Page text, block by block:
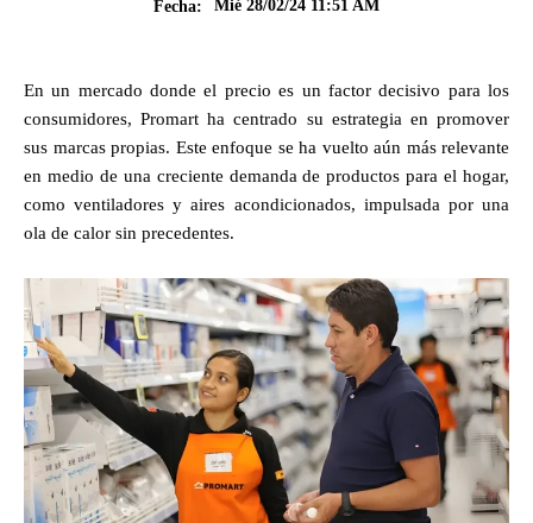
Fecha:
Mié 28/02/24 11:51 AM
En un mercado donde el precio es un factor decisivo para los
consumidores, Promart ha centrado su estrategia en promover
sus marcas propias. Este enfoque se ha vuelto aún más relevante
en medio de una creciente demanda de productos para el hogar,
como ventiladores y aires acondicionados, impulsada por una
ola de calor sin precedentes.